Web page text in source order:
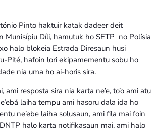
Pinto haktuir katak dadeer deit
Munisípiu Díli, hamutuk ho SETP no Polísia
halo blokeia Estrada Diresaun husi
Pité, hafoin lori ekipamementu sobu ho
nia uma ho ai-horis sira.
ami resposta sira nia karta ne’e, to’o ami atu
laiha tempu ami hasoru dala ida ho
ne’ebe laiha solusaun, ami fila mai foin
DNTP halo karta notifikasaun mai, ami halo